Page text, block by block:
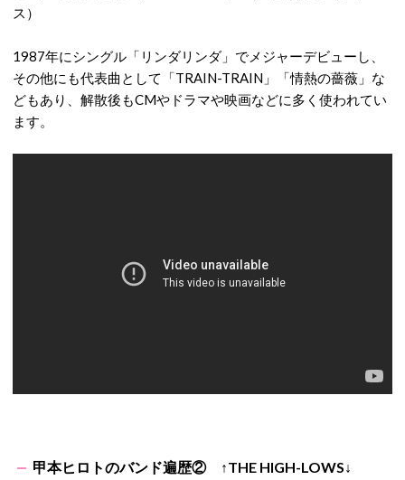
ス）
1987年にシングル「リンダリンダ」でメジャーデビューし、
その他にも代表曲として「TRAIN-TRAIN」「情熱の薔薇」な
どもあり、解散後もCMやドラマや映画などに多く使われてい
ます。
甲本ヒロトのバンド遍歴② ↑THE HIGH-LOWS↓